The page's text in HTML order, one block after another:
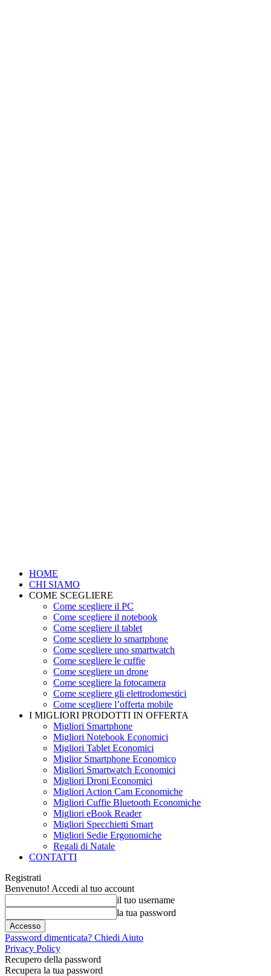
HOME
CHI SIAMO
COME SCEGLIERE
Come scegliere il PC
Come scegliere il notebook
Come scegliere il tablet
Come scegliere lo smartphone
Come scegliere uno smartwatch
Come scegliere le cuffie
Come scegliere un drone
Come scegliere la fotocamera
Come scegliere gli elettrodomestici
Come scegliere l’offerta mobile
I MIGLIORI PRODOTTI IN OFFERTA
Migliori Smartphone
Migliori Notebook Economici
Migliori Tablet Economici
Miglior Smartphone Economico
Migliori Smartwatch Economici
Migliori Droni Economici
Migliori Action Cam Economiche
Migliori Cuffie Bluetooth Economiche
Migliori eBook Reader
Migliori Specchietti Smart
Migliori Sedie Ergonomiche
Regali di Natale
CONTATTI
Registrati
Benvenuto! Accedi al tuo account
il tuo username
la tua password
Password dimenticata? Chiedi Aiuto
Privacy Policy
Recupero della password
Recupera la tua password